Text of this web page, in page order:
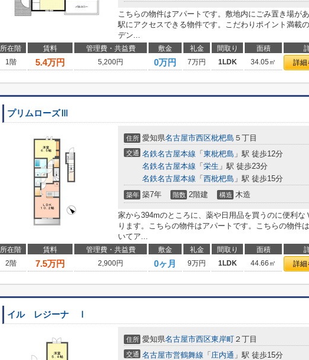
こちらの物件はアパートです。敷地内にごみ置き場が
駅にアクセスできる物件です。こだわりポイント満載
デン...
所在階 賃料 管理費・共益費 敷金 礼金 間取り 面積
1階
5.4万円 5,200円 0万円 7万円 1LDK 34.05㎡ 詳細
プリムローズⅢ
住所 愛知県名古屋市西区枇杷島 ５丁目
交通 名鉄名古屋本線 「 東枇杷島 」駅 徒歩12分
名鉄名古屋本線 「 栄生 」駅 徒歩23分
名鉄名古屋本線 「 西枇杷島 」駅 徒歩15分
築年 築7年 階数 2階建 構造 木造
家から394mのところに、薬や日用品を買うのに便利な
ります。こちらの物件はアパートです。こちらの物件
いてア...
所在階 賃料 管理費・共益費 敷金 礼金 間取り 面積
2階
7.5万円 2,900円 0ヶ月 9万円 1LDK 44.66㎡ 詳細
イル レジーナ Ⅰ
住所 愛知県名古屋市西区東岸町 ２丁目
交通 名古屋市営鶴舞線 「 庄内通 」駅 徒歩15分